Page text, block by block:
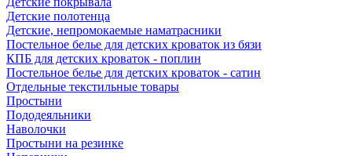
Детские полотенца
Детские, непромокаемые наматрасники
Постельное белье для детских кроваток из бязи
КПБ для детских кроваток - поплин
Постельное белье для детских кроваток - сатин
Отдельные текстильные товары
Простыни
Пододеяльники
Наволочки
Простыни на резинке